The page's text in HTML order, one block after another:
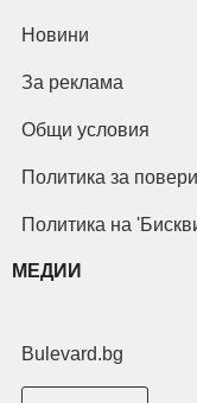
Новини
За реклама
Общи условия
Политика за
Политика на
МЕДИИ
Bulevard.bg